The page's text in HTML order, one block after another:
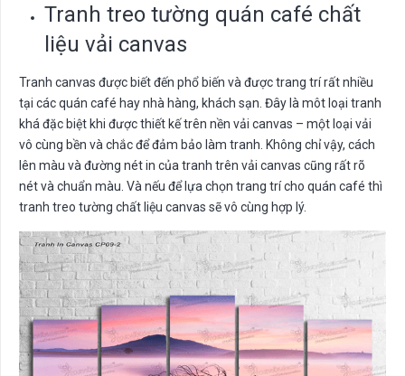
Tranh treo tường quán café chất
liệu vải canvas
Tranh canvas được biết đến phổ biến và được trang trí rất nhiều
tại các quán café hay nhà hàng, khách sạn. Đây là môt loại tranh
khá đặc biệt khi được thiết kế trên nền vải canvas – một loại vải
vô cùng bền và chắc để đảm bảo làm tranh. Không chỉ vậy, cách
lên màu và đường nét in của tranh trên vải canvas cũng rất rõ
nét và chuẩn màu. Và nếu để lựa chọn trang trí cho quán café thì
tranh treo tường chất liệu canvas sẽ vô cùng hợp lý.